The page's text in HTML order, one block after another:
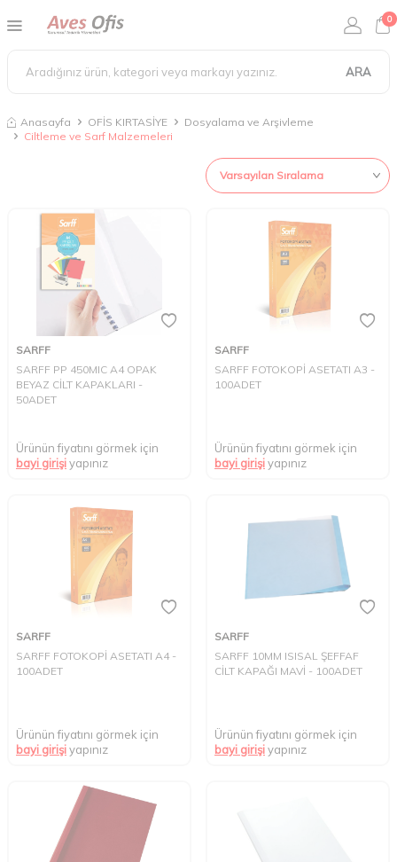
ARA
0
Anasayfa OFİS KIRTASİYE
Dosyalama ve Arşivleme
Ciltleme ve Sarf Malzemeleri
SARFF
SARFF PP 450MIC A4 OPAK
BEYAZ CİLT KAPAKLARI -
50ADET
Ürünün fiyatını görmek için
bayi girişiyapınız
SARFF
SARFF FOTOKOPİ ASETATI A3 -
100ADET
Ürünün fiyatını görmek için
bayi girişiyapınız
SARFF
SARFF FOTOKOPİ ASETATI A4 -
100ADET
Ürünün fiyatını görmek için
bayi girişiyapınız
SARFF
SARFF 10MM ISISAL ŞEFFAF
CİLT KAPAĞI MAVİ - 100ADET
Ürünün fiyatını görmek için
bayi girişiyapınız